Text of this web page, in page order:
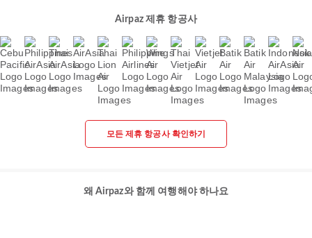
Airpaz 제휴 항공사
모든 제휴 항공사 확인하기
왜 Airpaz와 함께 여행해야 하나요